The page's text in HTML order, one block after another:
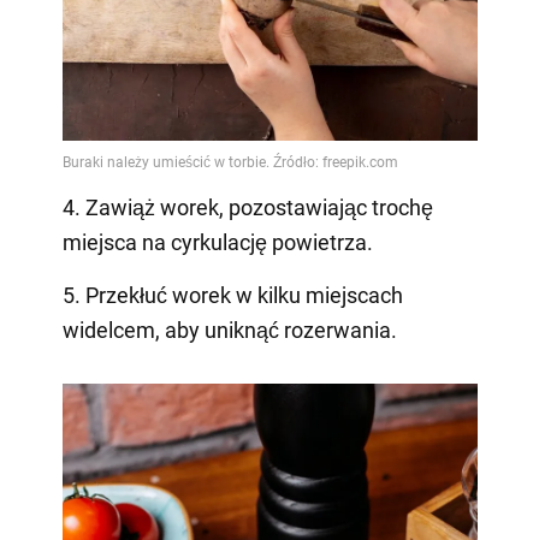
4. Zawiąż worek, pozostawiając trochę
miejsca na cyrkulację powietrza.
5. Przekłuć worek w kilku miejscach
widelcem, aby uniknąć rozerwania.